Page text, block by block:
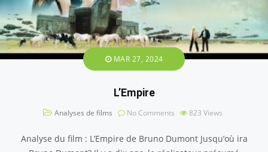
MAR 27, 2024
L’Empire
Analyses de films No Comments 823 Views
Analyse du film : L’Empire de Bruno Dumont Jusqu’où ira